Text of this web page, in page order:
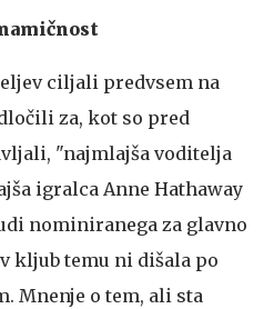
ciljali predvsem na
za, kot so pred
"najmlajša voditelja
igralca Anne Hathaway
nominiranega za glavno
kljub temu ni dišala po
Mnenje o tem, ali sta